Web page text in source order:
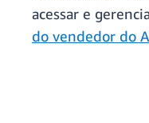
acessar e
do vendedor do